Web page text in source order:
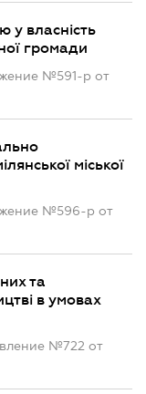
у власність
громади
№591-р от
міської
№596-р от
та
в умовах
№722 от